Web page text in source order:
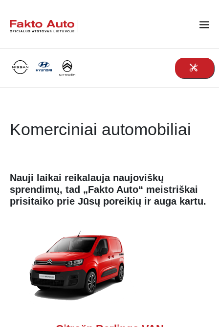
Main Navigation
Komerciniai automobiliai
Nauji laikai reikalauja naujoviškų
sprendimų, tad „Fakto Auto“ meistriškai
prisitaiko prie Jūsų poreikių ir auga kartu.